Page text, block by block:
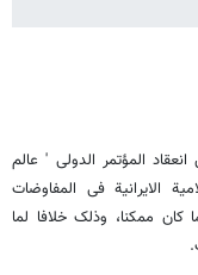
المؤتمر الدولی ' عالم
الایرانیة فی المفاوضات
کان ممکنا، وذلک خلافا لما